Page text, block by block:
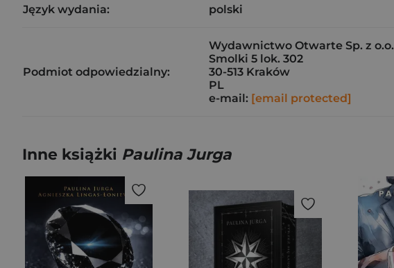
Język wydania: polski
Podmiot odpowiedzialny:
Wydawnictwo Otwarte Sp. z o.o.
Smolki 5 lok. 302
30-513 Kraków
PL
e-mail: [email protected]
Inne książki Paulina Jurga